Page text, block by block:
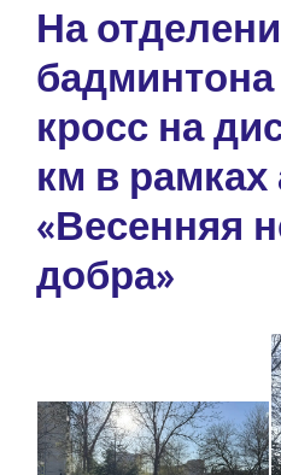
На
кросс на
км в рамках
«Весенняя
добра»